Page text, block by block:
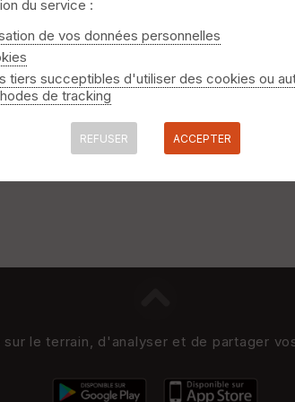
la ville nouvelle d'Evry-Courcouronne depuis
les années 19 »
le terrain, d'analyser et de partager
du service :
de vos données personnelles
tiers succeptibles d'utiliser des cookies ou
de tracking
REFUSER ACCEPTER